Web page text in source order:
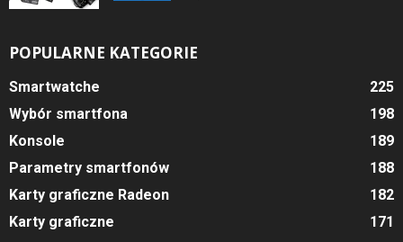
POPULARNE KATEGORIE
Smartwatche
225
Wybór smartfona
198
Konsole
189
Parametry smartfonów
188
Karty graficzne Radeon
182
Karty graficzne
171